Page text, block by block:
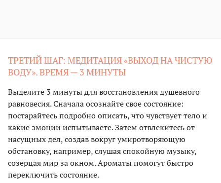
ТРЕТИЙ ШАГ: МЕДИТАЦИЯ «ВЫХОД НА ЧИСТУЮ
ВОДУ». ВРЕМЯ — 3 МИНУТЫ
Выделите 3 минуты для восстановления душевного
равновесия. Сначала осознайте свое состояние:
постарайтесь подробно описать, что чувствует тело и
какие эмоции испытываете. Затем отвлекитесь от
насущных дел, создав вокруг умиротворяющую
обстановку, например, слушая спокойную музыку,
созерцая мир за окном. Ароматы помогут быстро
переключить состояние.